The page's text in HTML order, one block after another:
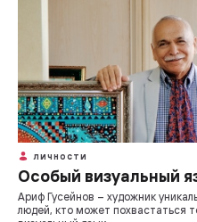
ЛИЧНОСТИ
Особый визуальный
Ариф Гусейнов – художник
людей, кто может похвастаться